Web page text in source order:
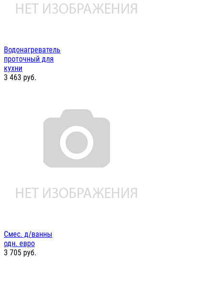
Водонагреватель
проточный для
кухни
3 463 руб.
Смес. д/ванны
одн. евро
3 705 руб.